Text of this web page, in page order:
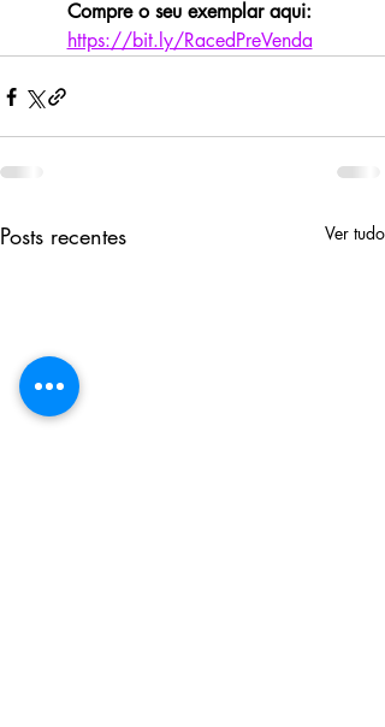
Compre o seu exemplar aqui:
https://bit.ly/RacedPreVenda
Posts recentes Ver tudo